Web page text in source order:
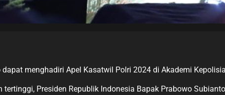
menghadiri Apel Kasatwil Polri 2024 di Akademi
Presiden Republik Indonesia Bapak Prabowo